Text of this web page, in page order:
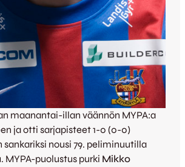
maanantai-illan väännön MYPA:a
ja otti sarjapisteet 1-0 (0-0)
nousi 79. peliminuutilla
. MYPA-puolustus purki Mikko